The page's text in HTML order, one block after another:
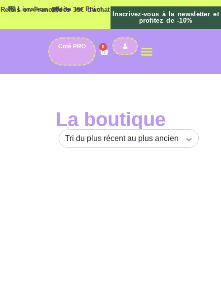
💌 Livraison offerte en Point Relais en France dès 35€ d'achat 💌
Inscrivez-vous à la newsletter et
profitez de -10%
Coté PRO 0
La boutique